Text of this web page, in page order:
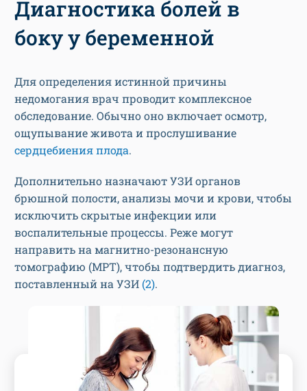
Диагностика болей в
боку у беременной
Для определения истинной причины
недомогания врач проводит комплексное
обследование. Обычно оно включает осмотр,
ощупывание живота и прослушивание
сердцебиения плода.
Дополнительно назначают УЗИ органов
брюшной полости, анализы мочи и крови, чтобы
исключить скрытые инфекции или
воспалительные процессы. Реже могут
направить на магнитно-резонансную
томографию (МРТ), чтобы подтвердить диагноз,
поставленный на УЗИ (2).